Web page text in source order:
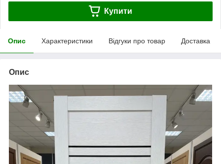
Купити
Опис Характеристики Відгуки про товар Доставка
Опис